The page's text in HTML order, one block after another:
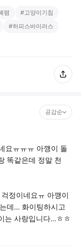
렴 # 고양이기침
#허피스바이러스
공감순
요ㅠㅠㅠ 아깽이 돌
똑같은데 정말 천
정이네요ㅠ 아깽이
데… 화이팅하시고
는 사랑입니다…ㅎㅎ